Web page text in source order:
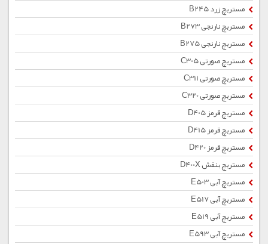
مستربچ زرد B245
مستربچ نارنجی B273
مستربچ نارنجی B275
مستربچ صورتی C305
مستربچ صورتی C311
مستربچ صورتی C320
مستربچ قرمز D405
مستربچ قرمز D415
مستربچ قرمز D420
مستربچ بنفش D400X
مستربچ آبی E503
مستربچ آبی E517
مستربچ آبی E519
مستربچ آبی E593